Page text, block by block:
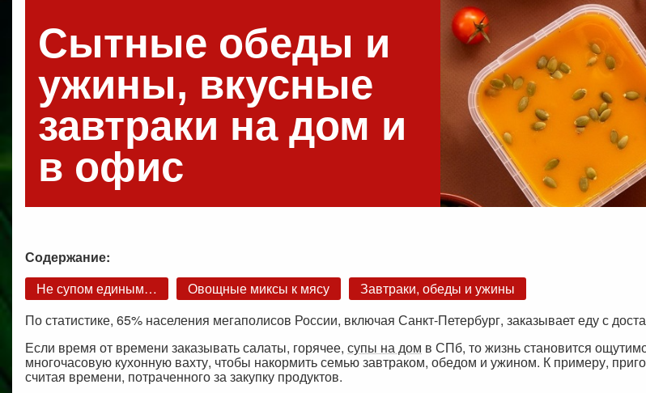
Сытные обеды и
ужины, вкусные
завтраки на дом и
в офис
Содержание:
Не супом единым…
Овощные миксы к мясу
Завтраки, обеды и ужины
По статистике, 65% населения мегаполисов России, включая Санкт-Петербург, заказывает еду с
Если время от времени заказывать салаты, горячее, супы на дом в СПб, то жизнь становится
многочасовую кухонную вахту, чтобы накормить семью завтраком, обедом и ужином. К примеру,
считая времени, потраченного за закупку продуктов.